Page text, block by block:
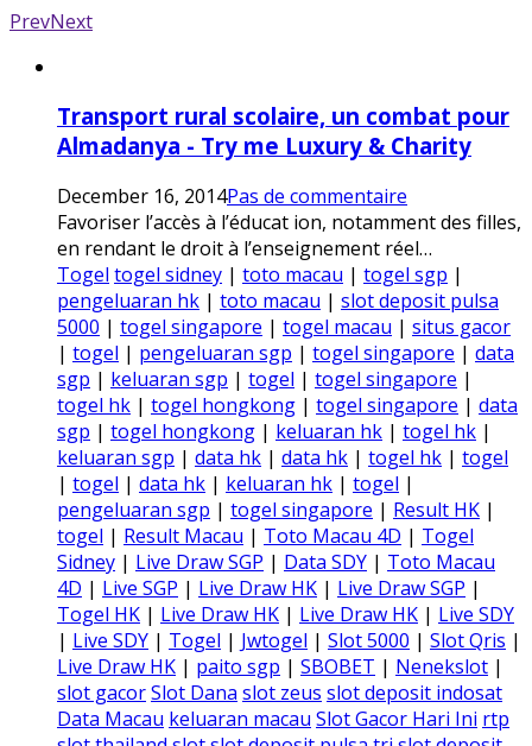
PrevNext
Transport rural scolaire, un combat pour
Almadanya - Try me Luxury & Charity
December 16, 2014Pas de commentaire
Favoriser l’accès à l’éducat ion, notamment des filles,
en rendant le droit à l’enseignement réel…
Togel togel sidney | toto macau | togel sgp |
pengeluaran hk | toto macau | slot deposit pulsa
5000 | togel singapore | togel macau | situs gacor
| togel | pengeluaran sgp | togel singapore | data
sgp | keluaran sgp | togel | togel singapore |
togel hk | togel hongkong | togel singapore | data
sgp | togel hongkong | keluaran hk | togel hk |
keluaran sgp | data hk | data hk | togel hk | togel
| togel | data hk | keluaran hk | togel |
pengeluaran sgp | togel singapore | Result HK |
togel | Result Macau | Toto Macau 4D | Togel
Sidney | Live Draw SGP | Data SDY | Toto Macau
4D | Live SGP | Live Draw HK | Live Draw SGP |
Togel HK | Live Draw HK | Live Draw HK | Live SDY
| Live SDY | Togel | Jwtogel | Slot 5000 | Slot Qris |
Live Draw HK | paito sgp | SBOBET | Nenekslot |
slot gacorSlot Dana slot zeus slot deposit indosat
Data Macau keluaran macau Slot Gacor Hari Ini rtp